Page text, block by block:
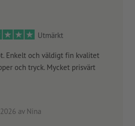
Utmärkt
Enkelt och väldigt fin kvalitet
och tryck. Mycket prisvärt
av Nina